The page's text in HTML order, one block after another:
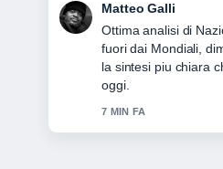
Chiara Romano
Seguo da vicino
orari, indici e... –
equilibrato di questa
9 MIN FA